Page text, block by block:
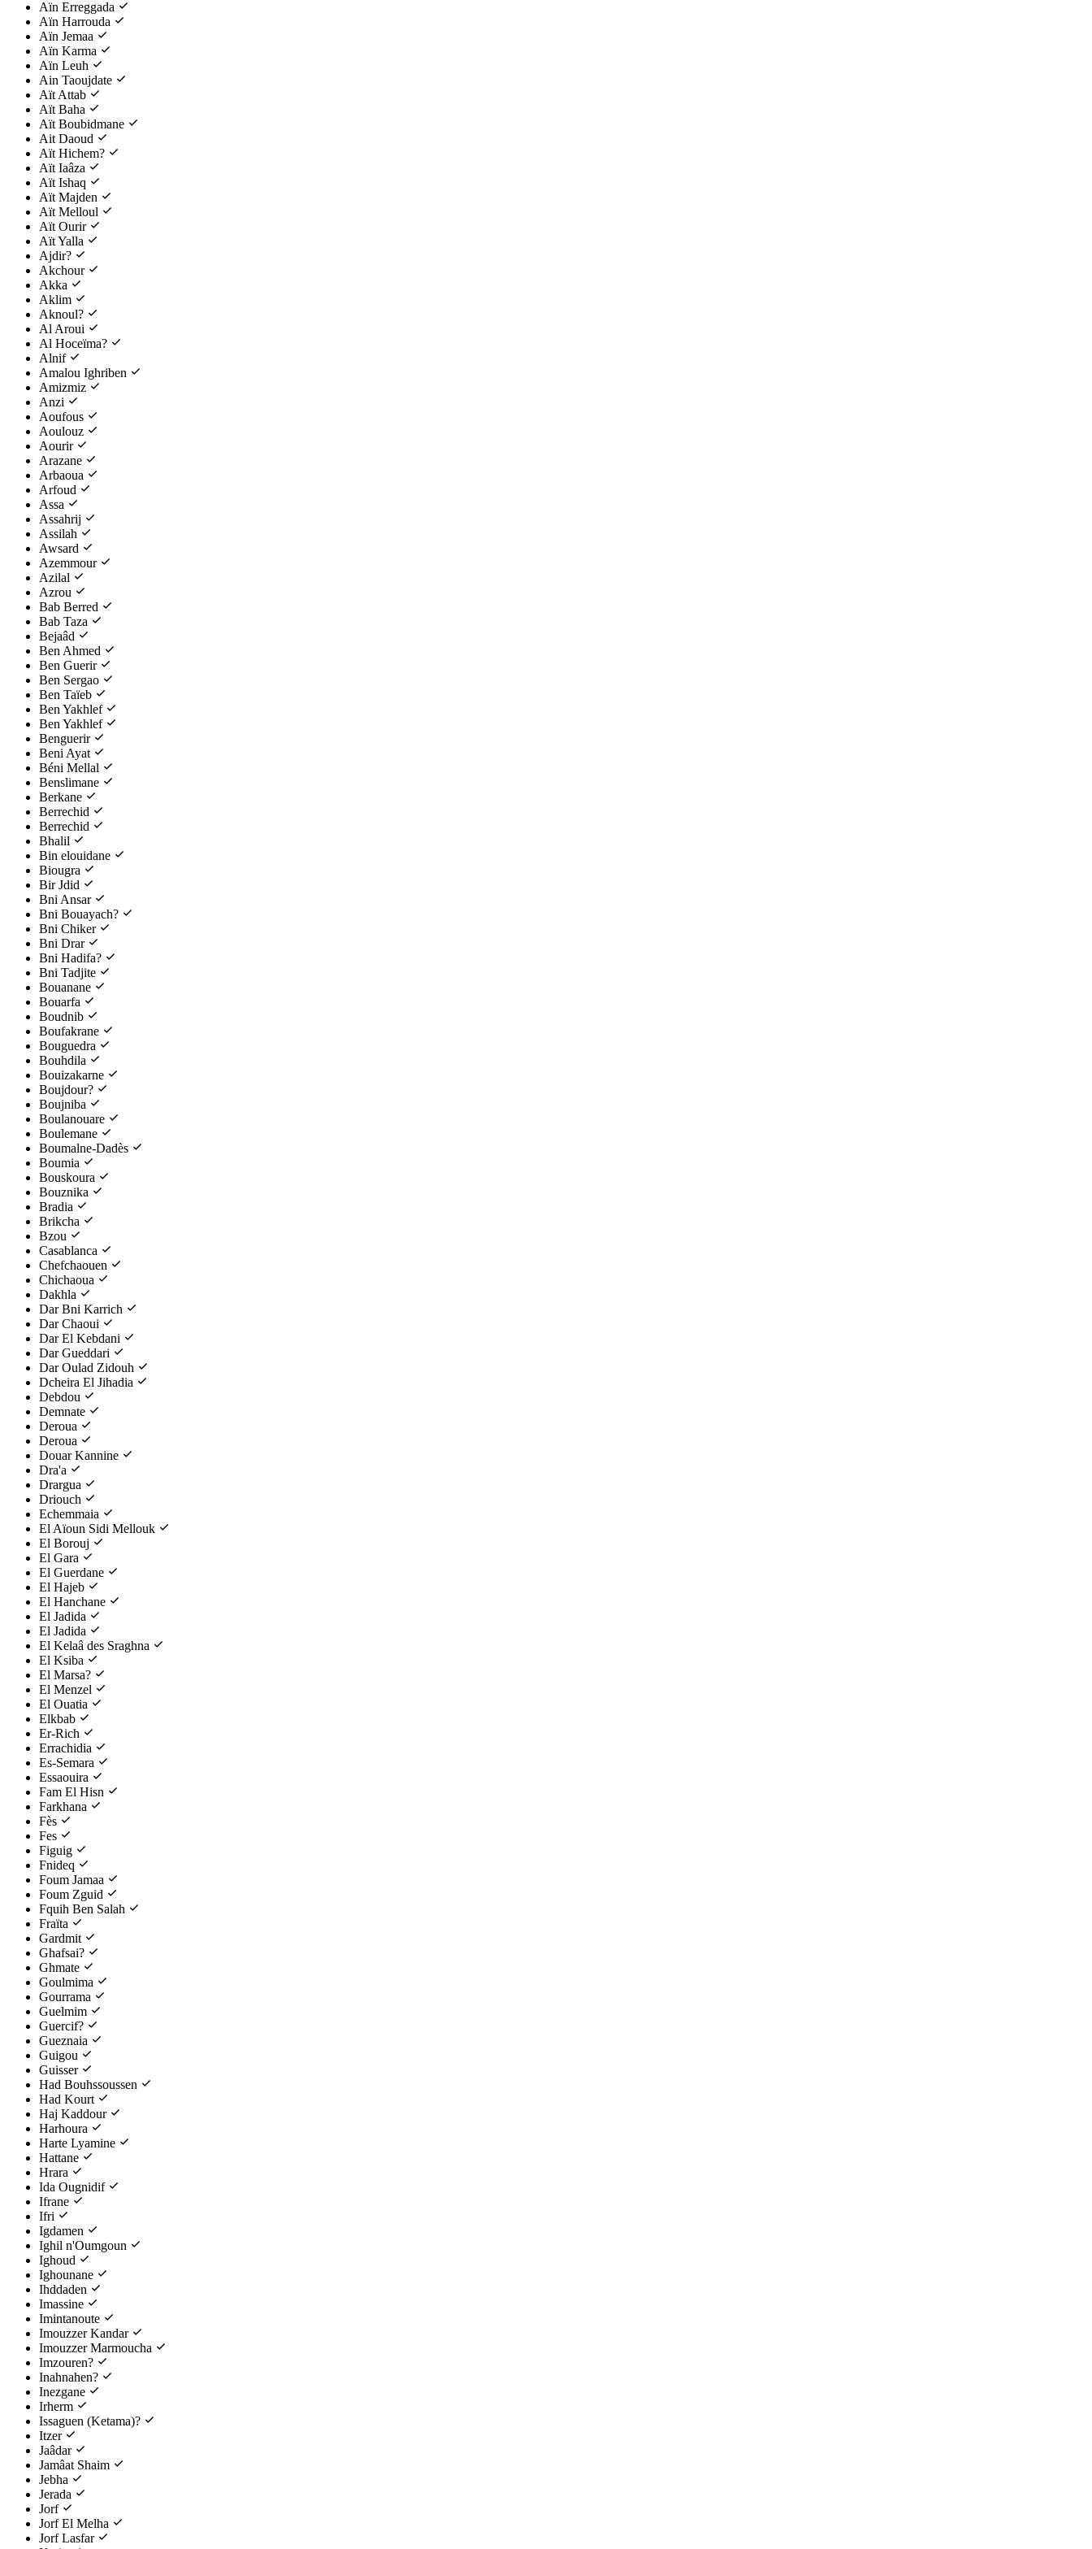
Aïn Erreggada
Aïn Harrouda
Aïn Jemaa
Aïn Karma
Aïn Leuh
Ain Taoujdate
Aït Attab
Aït Baha
Aït Boubidmane
Ait Daoud
Aït Hichem?
Aït Iaâza
Aït Ishaq
Aït Majden
Aït Melloul
Aït Ourir
Aït Yalla
Ajdir?
Akchour
Akka
Aklim
Aknoul?
Al Aroui
Al Hoceïma?
Alnif
Amalou Ighriben
Amizmiz
Anzi
Aoufous
Aoulouz
Aourir
Arazane
Arbaoua
Arfoud
Assa
Assahrij
Assilah
Awsard
Azemmour
Azilal
Azrou
Bab Berred
Bab Taza
Bejaâd
Ben Ahmed
Ben Guerir
Ben Sergao
Ben Taïeb
Ben Yakhlef
Ben Yakhlef
Benguerir
Beni Ayat
Béni Mellal
Benslimane
Berkane
Berrechid
Berrechid
Bhalil
Bin elouidane
Biougra
Bir Jdid
Bni Ansar
Bni Bouayach?
Bni Chiker
Bni Drar
Bni Hadifa?
Bni Tadjite
Bouanane
Bouarfa
Boudnib
Boufakrane
Bouguedra
Bouhdila
Bouizakarne
Boujdour?
Boujniba
Boulanouare
Boulemane
Boumalne-Dadès
Boumia
Bouskoura
Bouznika
Bradia
Brikcha
Bzou
Casablanca
Chefchaouen
Chichaoua
Dakhla
Dar Bni Karrich
Dar Chaoui
Dar El Kebdani
Dar Gueddari
Dar Oulad Zidouh
Dcheira El Jihadia
Debdou
Demnate
Deroua
Deroua
Douar Kannine
Dra'a
Drargua
Driouch
Echemmaia
El Aïoun Sidi Mellouk
El Borouj
El Gara
El Guerdane
El Hajeb
El Hanchane
El Jadida
El Jadida
El Kelaâ des Sraghna
El Ksiba
El Marsa?
El Menzel
El Ouatia
Elkbab
Er-Rich
Errachidia
Es-Semara
Essaouira
Fam El Hisn
Farkhana
Fès
Fes
Figuig
Fnideq
Foum Jamaa
Foum Zguid
Fquih Ben Salah
Fraïta
Gardmit
Ghafsai?
Ghmate
Goulmima
Gourrama
Guelmim
Guercif?
Gueznaia
Guigou
Guisser
Had Bouhssoussen
Had Kourt
Haj Kaddour
Harhoura
Harte Lyamine
Hattane
Hrara
Ida Ougnidif
Ifrane
Ifri
Igdamen
Ighil n'Oumgoun
Ighoud
Ighounane
Ihddaden
Imassine
Imintanoute
Imouzzer Kandar
Imouzzer Marmoucha
Imzouren?
Inahnahen?
Inezgane
Irherm
Issaguen (Ketama)?
Itzer
Jaâdar
Jamâat Shaim
Jebha
Jerada
Jorf
Jorf El Melha
Jorf Lasfar